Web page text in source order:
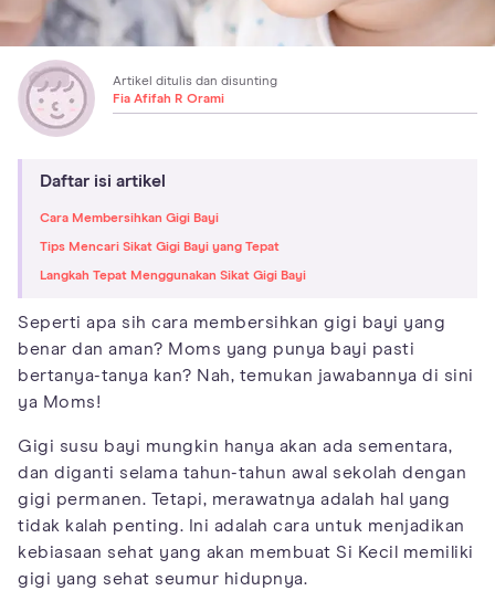
Artikel ditulis dan disunting
Fia Afifah R Orami
Daftar isi artikel
Cara Membersihkan Gigi Bayi
Tips Mencari Sikat Gigi Bayi yang Tepat
Langkah Tepat Menggunakan Sikat Gigi Bayi
Seperti apa sih cara membersihkan gigi bayi yang
benar dan aman? Moms yang punya bayi pasti
bertanya-tanya kan? Nah, temukan jawabannya di sini
ya Moms!
Gigi susu bayi mungkin hanya akan ada sementara,
dan diganti selama tahun-tahun awal sekolah dengan
gigi permanen. Tetapi, merawatnya adalah hal yang
tidak kalah penting. Ini adalah cara untuk menjadikan
kebiasaan sehat yang akan membuat Si Kecil memiliki
gigi yang sehat seumur hidupnya.